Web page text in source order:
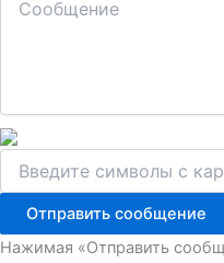
Отправить сообщение
Нажимая «Отправить